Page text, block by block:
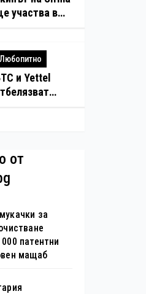
с
участва в
на
стандарти за
на
в
Любопитно
и Yettel
в София
от
за
патентни
мащаб